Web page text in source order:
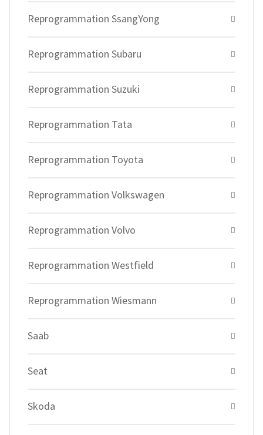
Reprogrammation SsangYong
Reprogrammation Subaru
Reprogrammation Suzuki
Reprogrammation Tata
Reprogrammation Toyota
Reprogrammation Volkswagen
Reprogrammation Volvo
Reprogrammation Westfield
Reprogrammation Wiesmann
Saab
Seat
Skoda